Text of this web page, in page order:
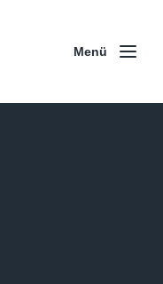
Menü